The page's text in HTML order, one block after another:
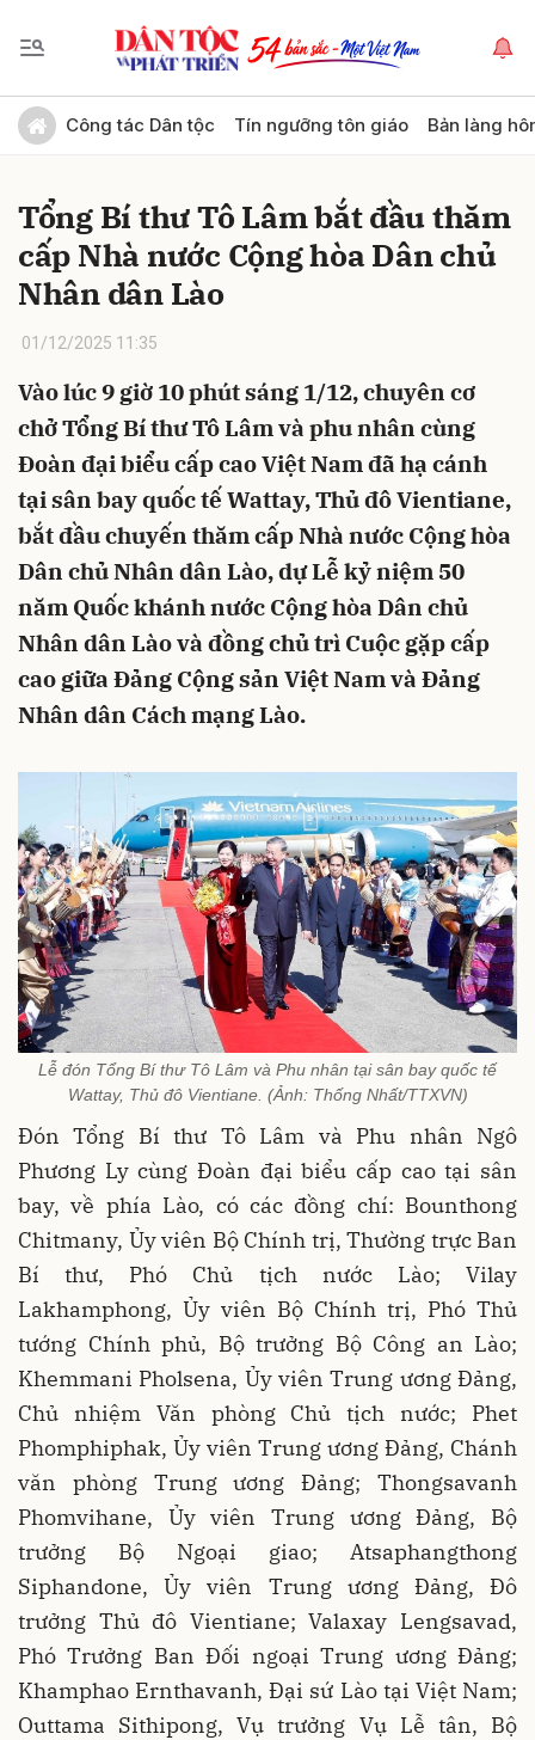
Công tác Dân tộc Tín ngưỡng tôn giáo Bản làng
Tổng Bí thư Tô Lâm bắt đầu thăm
cấp Nhà nước Cộng hòa Dân chủ
Nhân dân Lào
01/12/2025 11:35
Vào lúc 9 giờ 10 phút sáng 1/12, chuyên cơ
chở Tổng Bí thư Tô Lâm và phu nhân cùng
Đoàn đại biểu cấp cao Việt Nam đã hạ cánh
tại sân bay quốc tế Wattay, Thủ đô Vientiane,
bắt đầu chuyến thăm cấp Nhà nước Cộng hòa
Dân chủ Nhân dân Lào, dự Lễ kỷ niệm 50
năm Quốc khánh nước Cộng hòa Dân chủ
Nhân dân Lào và đồng chủ trì Cuộc gặp cấp
cao giữa Đảng Cộng sản Việt Nam và Đảng
Nhân dân Cách mạng Lào.
Lễ đón Tổng Bí thư Tô Lâm và Phu nhân tại sân bay quốc tế
Wattay, Thủ đô Vientiane. (Ảnh: Thống Nhất/TTXVN)
Đón Tổng Bí thư Tô Lâm và Phu nhân Ngô
Phương Ly cùng Đoàn đại biểu cấp cao tại sân
bay, về phía Lào, có các đồng chí: Bounthong
Chitmany, Ủy viên Bộ Chính trị, Thường trực Ban
Bí thư, Phó Chủ tịch nước Lào; Vilay
Lakhamphong, Ủy viên Bộ Chính trị, Phó Thủ
tướng Chính phủ, Bộ trưởng Bộ Công an Lào;
Khemmani Pholsena, Ủy viên Trung ương Đảng,
Chủ nhiệm Văn phòng Chủ tịch nước; Phet
Phomphiphak, Ủy viên Trung ương Đảng, Chánh
văn phòng Trung ương Đảng; Thongsavanh
Phomvihane, Ủy viên Trung ương Đảng, Bộ
trưởng Bộ Ngoại giao; Atsaphangthong
Siphandone, Ủy viên Trung ương Đảng, Đô
trưởng Thủ đô Vientiane; Valaxay Lengsavad,
Phó Trưởng Ban Đối ngoại Trung ương Đảng;
Khamphao Ernthavanh, Đại sứ Lào tại Việt Nam;
Outtama Sithipong, Vụ trưởng Vụ Lễ tân, Bộ
Gửi bình luận